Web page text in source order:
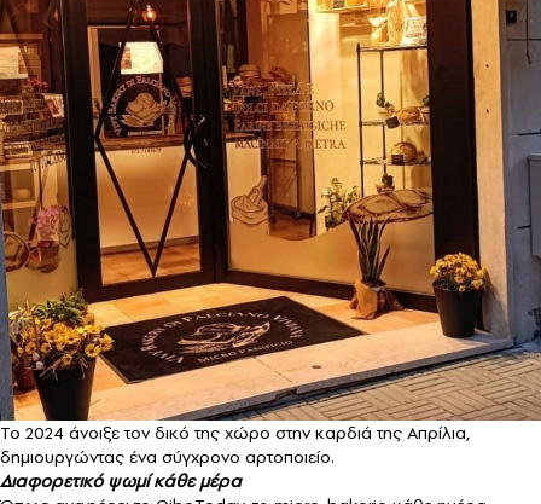
Το 2024 άνοιξε τον δικό της χώρο στην καρδιά της Απρίλια,
δημιουργώντας ένα σύγχρονο αρτοποιείο.
Διαφορετικό ψωμί κάθε μέρα